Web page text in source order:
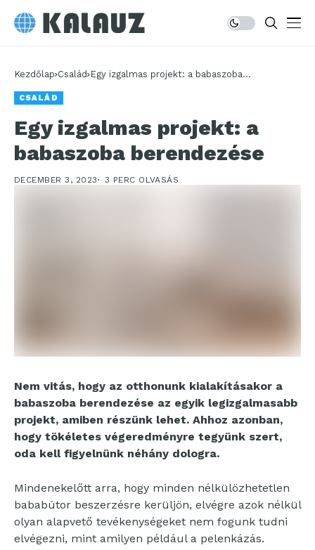
Kezdőlap Család Egy izgalmas projekt: a babaszoba
CSALÁD
Egy izgalmas projekt: a
babaszoba berendezése
DECEMBER 3, 2023 3 PERC OLVASÁS
Nem vitás, hogy az otthonunk kialakításakor a
babaszoba berendezése az egyik legizgalmasabb
projekt, amiben részünk lehet. Ahhoz azonban,
hogy tökéletes végeredményre tegyünk szert,
oda kell figyelnünk néhány dologra.
Mindenekelőtt arra, hogy minden nélkülözhetetlen
bababútor beszerzésre kerüljön, elvégre azok nélkül
olyan alapvető tevékenységeket nem fogunk tudni
elvégezni, mint amilyen például a pelenkázás.